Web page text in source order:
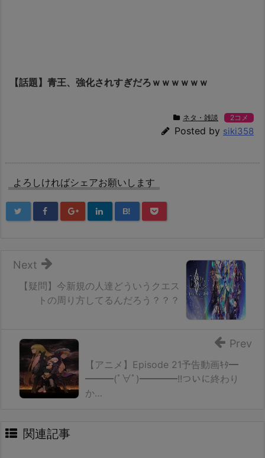
【話題】青王、強化されすぎだろｗｗｗｗｗｗ
ネタ・雑談 2コメ
Posted by siki358
よろしければシェアお願いします
B!
【疑問】今新規の人達どういうクエス
トの周り方してるんだろう？？？
Next
【アニメ】Episode 21予告動画ｷﾀ━
━━━(ﾟ∀ﾟ)━━━━!!ついに終わり
か…
Prev
関連記事